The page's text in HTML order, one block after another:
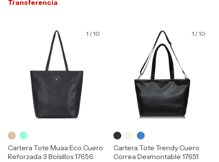
1 /10
Cartera Tote Muaa Eco Cuero
Reforzada 3 Bolsillos 17656
1 /10
Cartera Tote Trendy Cuero
Correa Desmontable 17651